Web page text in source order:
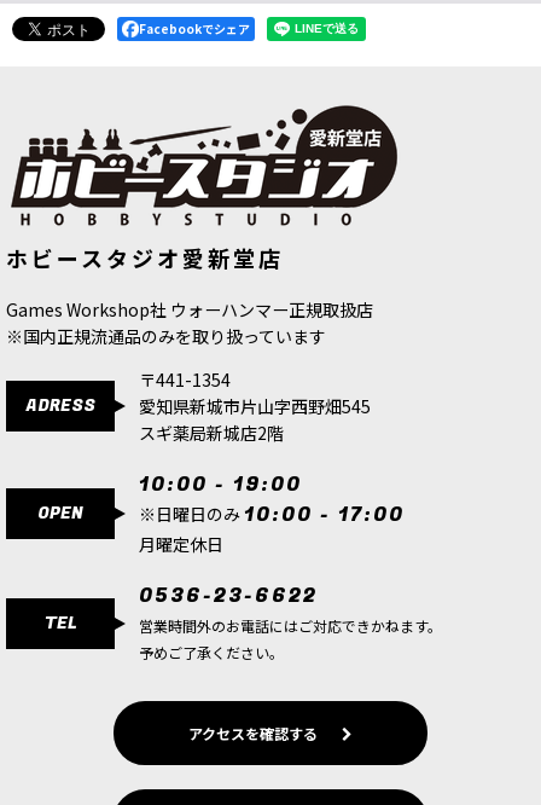
SIGMAR] シャッタード・ドミニオン
40mm ＆ 65mm ラウンドベース [66-
5,700円 (税込)
SIGMAR] シャッタード・ドミニオン
ラージベースディテールキット
5,700円(税込)
Facebookでシェア
ホビースタジオ愛新堂店
Games Workshop社 ウォーハンマー正規取扱店
※国内正規流通品のみを取り扱っています
ADRESS
〒441-1354
愛知県新城市片山字西野畑545
スギ薬局新城店2階
OPEN
10:00 - 19:00
※日曜日のみ 10:00 - 17:00
月曜定休日
TEL
0536-23-6622
営業時間外のお電話にはご対応できかねます。
予めご了承ください。
アクセスを確認する